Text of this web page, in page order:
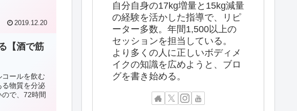
2019.12.20
【酒で筋
ールを飲む
物質を分泌
で、72時間
自分自身の17kg増量と15kg減量
の経験を活かした指導で、リピ
ーター多数。年間1,500以上の
セッションを担当している。
より多くの人に正しいボディメ
イクの知識を広めようと、ブロ
グを書き始める。